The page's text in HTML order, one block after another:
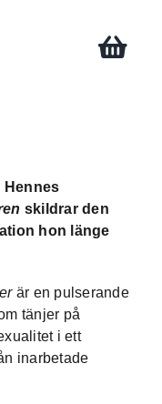
Hennes
skildrar den
hon länge
är en pulserande
tänjer på
i ett
inarbetade